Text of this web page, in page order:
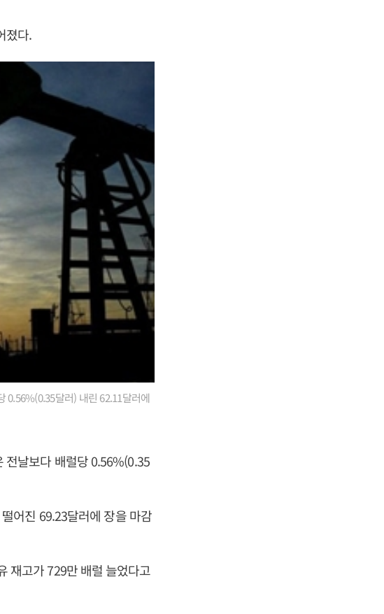
졌다.
0.56%(0.35달러) 내린 62.11달러에
전날보다 배럴당 0.56%(0.35
어진 69.23달러에 장을 마감
재고가 729만 배럴 늘었다고